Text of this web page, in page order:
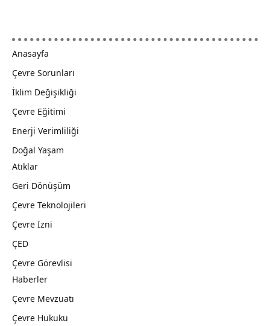
Anasayfa
Çevre Sorunları
İklim Değişikliği
Çevre Eğitimi
Enerji Verimliliği
Doğal Yaşam
Atıklar
Geri Dönüşüm
Çevre Teknolojileri
Çevre İzni
ÇED
Çevre Görevlisi
Haberler
Çevre Mevzuatı
Çevre Hukuku